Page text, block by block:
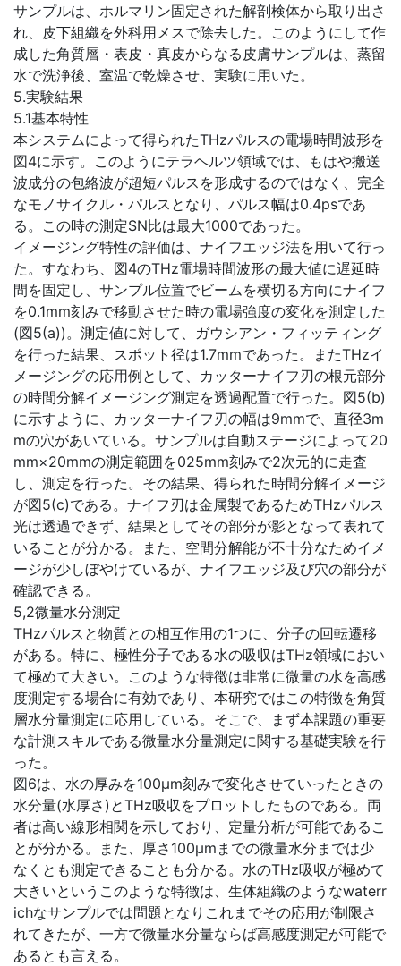
サンプルは、ホルマリン固定された解剖検体から取り出さ
れ、皮下組織を外科用メスで除去した。このようにして作
成した角質層・表皮・真皮からなる皮膚サンプルは、蒸留
水で洗浄後、室温で乾燥させ、実験に用いた。
5.実験結果
5.1基本特性
本システムによって得られたTHzパルスの電場時間波形を
図4に示す。このようにテラヘルツ領域では、もはや搬送
波成分の包絡波が超短パルスを形成するのではなく、完全
なモノサイクル・パルスとなり、パルス幅は0.4psであ
る。この時の測定SN比は最大1000であった。
イメージング特性の評価は、ナイフエッジ法を用いて行っ
た。すなわち、図4のTHz電場時間波形の最大値に遅延時
間を固定し、サンプル位置でビームを横切る方向にナイフ
を0.1mm刻みで移動させた時の電場強度の変化を測定した
(図5(a))。測定値に対して、ガウシアン・フィッティング
を行った結果、スポット径は1.7mmであった。またTHzイ
メージングの応用例として、カッターナイフ刃の根元部分
の時間分解イメージング測定を透過配置で行った。図5(b)
に示すように、カッターナイフ刃の幅は9mmで、直径3m
mの穴があいている。サンプルは自動ステージによって20
mm×20mmの測定範囲を025mm刻みで2次元的に走査
し、測定を行った。その結果、得られた時間分解イメージ
が図5(c)である。ナイフ刃は金属製であるためTHzパルス
光は透過できず、結果としてその部分が影となって表れて
いることが分かる。また、空間分解能が不十分なためイメ
ージが少しぼやけているが、ナイフエッジ及び穴の部分が
確認できる。
5,2微量水分測定
THzパルスと物質との相互作用の1つに、分子の回転遷移
がある。特に、極性分子である水の吸収はTHz領域におい
て極めて大きい。このような特徴は非常に微量の水を高感
度測定する場合に有効であり、本研究ではこの特徴を角質
層水分量測定に応用している。そこで、まず本課題の重要
な計測スキルである微量水分量測定に関する基礎実験を行
った。
図6は、水の厚みを100μm刻みで変化させていったときの
水分量(水厚さ)とTHz吸収をプロットしたものである。両
者は高い線形相関を示しており、定量分析が可能であるこ
とが分かる。また、厚さ100μmまでの微量水分までは少
なくとも測定できることも分かる。水のTHz吸収が極めて
大きいというこのような特徴は、生体組織のようなwaterr
ichなサンプルでは問題となりこれまでその応用が制限さ
れてきたが、一方で微量水分量ならば高感度測定が可能で
あるとも言える。